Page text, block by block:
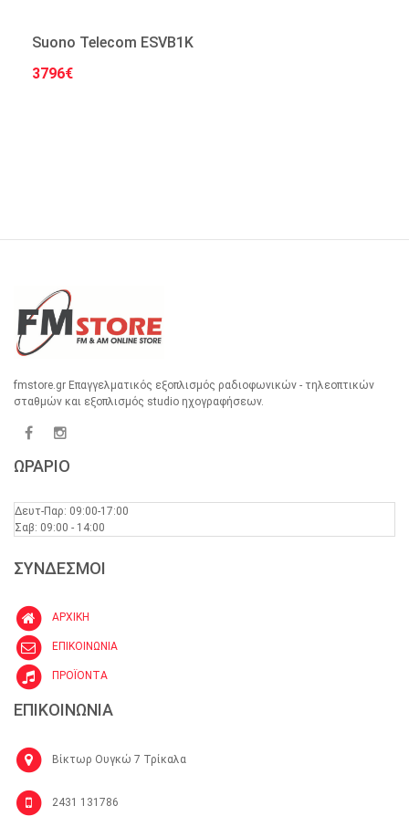
Suono Telecom ESVB1K
3796€
fmstore.gr Επαγγελματικός εξοπλισμός ραδιοφωνικών - τηλεοπτικών
σταθμών και εξοπλισμός studio ηχογραφήσεων.
ΩΡΑΡΙΟ
Δευτ-Παρ: 09:00-17:00
Σαβ: 09:00 - 14:00
ΣΥΝΔΕΣΜΟΙ
ΑΡΧΙΚΗ
ΕΠΙΚΟΙΝΩΝΙΑ
ΠΡΟΪΟΝΤΑ
ΕΠΙΚΟΙΝΩΝΙΑ
Βίκτωρ Ουγκώ 7 Τρίκαλα
2431 131786